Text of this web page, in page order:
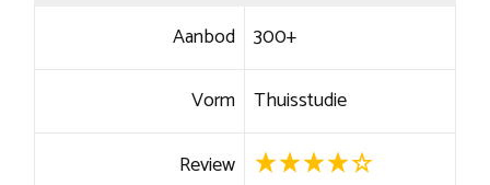
Aanbod 300+
Vorm Thuisstudie
Review